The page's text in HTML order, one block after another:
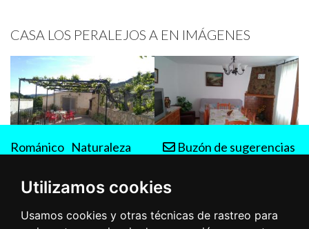
Utilizamos cookies
Usamos cookies y otras técnicas de rastreo para
CASA LOS PERALEJOS A EN IMÁGENES
Románico Naturaleza
Buzón de sugerencias